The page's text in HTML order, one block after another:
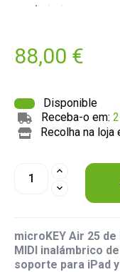
88,00 €
Disponible
Receba-o em:
Recolha na loja
microKEY Air 25
MIDI inalámbrico
soporte para iPad